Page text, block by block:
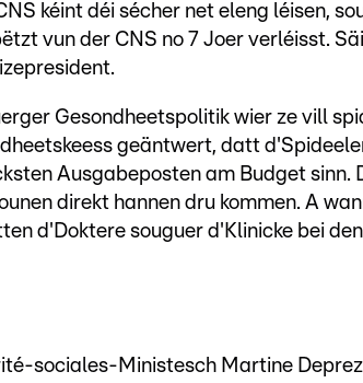
kéint déi sécher net eleng léisen,
vun der CNS no 7 Joer verléisst.
Gesondheetspolitik wier ze vill
geäntwert, datt
Ausgabeposten am Budget sinn.
direkt hannen dru kommen. A
d'Doktere souguer d'Klinicke bei
sociales-Ministesch Martine